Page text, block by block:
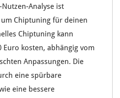
Nutzen-Analyse ist
Chiptuning für deinen
Chiptuning kann
Euro kosten, abhängig vom
Anpassungen. Die
eine spürbare
eine bessere